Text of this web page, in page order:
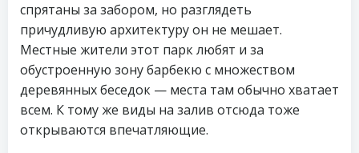
спрятаны за забором, но разглядеть
причудливую архитектуру он не мешает.
Местные жители этот парк любят и за
обустроенную зону барбекю с множеством
деревянных беседок — места там обычно хватает
всем. К тому же виды на залив отсюда тоже
открываются впечатляющие.